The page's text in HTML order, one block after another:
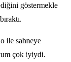
göstermekle
ile sahneye
çok iyiydi.